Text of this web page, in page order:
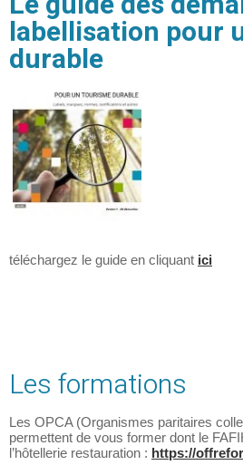
labellisation pour
durable
téléchargez le guide en cliquant ici
Les formations
Les OPCA (Organismes paritaires
permettent de vous former dont le
l’hôtellerie restauration : https://